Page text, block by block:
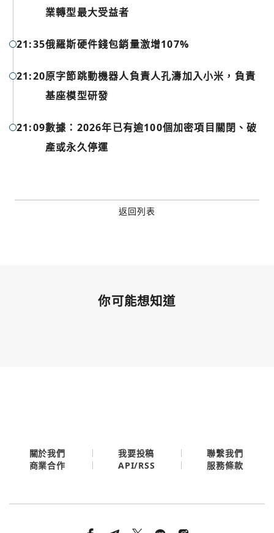
業轉型最大受益者
21:35俄羅斯硬件錢包銷量激增107%
21:20原字節跳動機器人負責人孔濤加入小米，負責
基座模型研發
21:09數據：2026年已有逾100個加密項目關閉、破
產或永久停運
返回列表
你可能想知道
今日熱門
Google
Apple
Email
繼續表示您已同意 服務條款與隱私政策
關閉
關於我們 我要投稿
聯繫我們
商業合作
API/RSS 服務條款